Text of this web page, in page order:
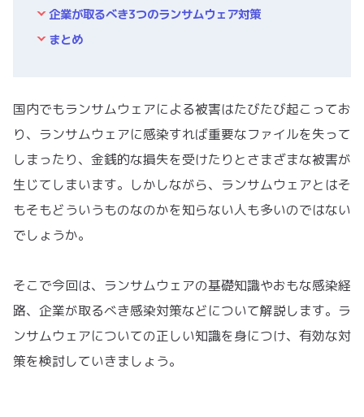
企業が取るべき3つのランサムウェア対策
まとめ
国内でもランサムウェアによる被害はたびたび起こってお
り、ランサムウェアに感染すれば重要なファイルを失って
しまったり、金銭的な損失を受けたりとさまざまな被害が
生じてしまいます。しかしながら、ランサムウェアとはそ
もそもどういうものなのかを知らない人も多いのではない
でしょうか。
そこで今回は、ランサムウェアの基礎知識やおもな感染経
路、企業が取るべき感染対策などについて解説します。ラ
ンサムウェアについての正しい知識を身につけ、有効な対
策を検討していきましょう。